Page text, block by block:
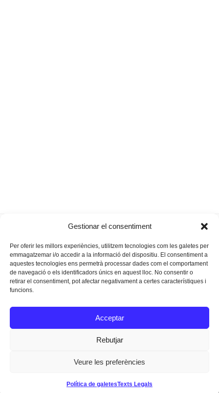
Gestionar el consentiment
Per oferir les millors experiències, utilitzem tecnologies com les galetes per
emmagatzemar i/o accedir a la informació del dispositiu. El consentiment a
aquestes tecnologies ens permetrà processar dades com el comportament
de navegació o els identificadors únics en aquest lloc. No consentir o
retirar el consentiment, pot afectar negativament a certes característiques i
funcions.
Acceptar
Rebutjar
Veure les preferències
Política de galetesTexts Legals
next concert líric, xerrada i presentació
Instagram
Facebook
Twitter
Texts Legals